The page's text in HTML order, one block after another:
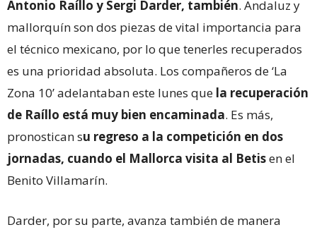
Antonio Raíllo y Sergi Darder, también. Andaluz y
mallorquín son dos piezas de vital importancia para
el técnico mexicano, por lo que tenerles recuperados
es una prioridad absoluta. Los compañeros de ‘La
Zona 10’ adelantaban este lunes que la recuperación
de Raíllo está muy bien encaminada. Es más,
pronostican su regreso a la competición en dos
jornadas, cuando el Mallorca visita al Betisen el
Benito Villamarín.
Darder, por su parte, avanza también de manera